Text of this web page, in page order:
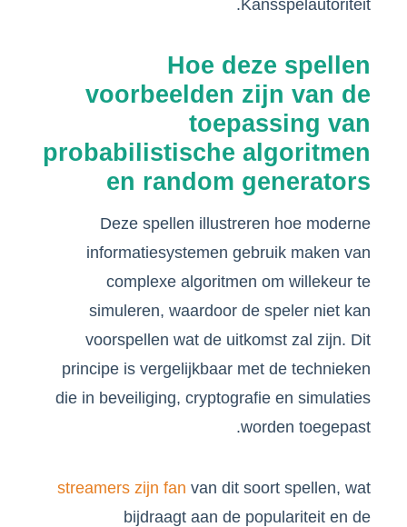
Kansspelautoriteit.
Hoe deze spellen
voorbeelden zijn van de
toepassing van
probabilistische algoritmen
en random generators
Deze spellen illustreren hoe moderne
informatiesystemen gebruik maken van
complexe algoritmen om willekeur te
simuleren, waardoor de speler niet kan
voorspellen wat de uitkomst zal zijn. Dit
principe is vergelijkbaar met de technieken
die in beveiliging, cryptografie en simulaties
worden toegepast.
streamers zijn fan van dit soort spellen, wat
bijdraagt aan de populariteit en de